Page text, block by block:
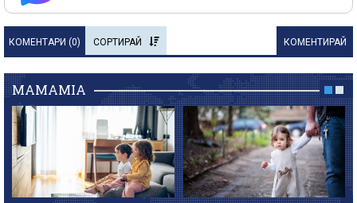
КОМЕНТАРИ (0) СОРТИРАЙ КОМЕНТИРАЙ
MAMAMIA